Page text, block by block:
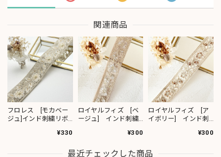
関連商品
フロレス [モカベー
ジュ]インド刺繍リボ
¥330
ロイヤルフィズ [ベ
ージュ] インド刺繍
¥300
ロイヤルフィズ [ア
イボリー] インド刺
¥300
最近チェックした商品